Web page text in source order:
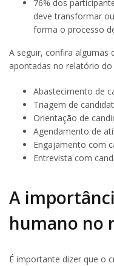
76% dos
deve transformar
forma o processo
A seguir, confira algumas
apontadas no relatório do
Abastecimento de
Triagem de
Orientação de
Agendamento de
Engajamento com
Entrevista com
A
humano no
É importante dizer que o